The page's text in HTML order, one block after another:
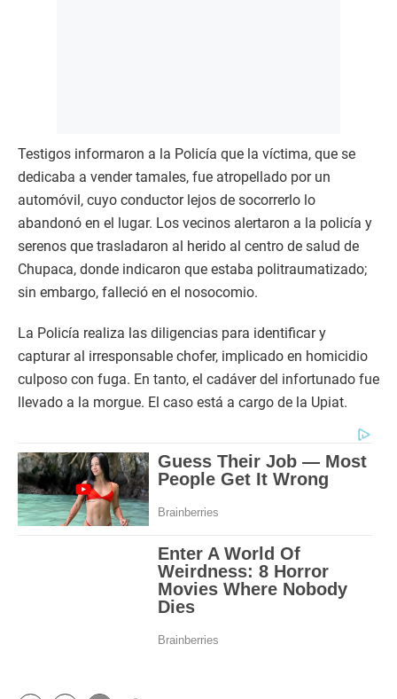
Testigos informaron a la Policía que la víctima, que se
dedicaba a vender tamales, fue atropellado por un
automóvil, cuyo conductor lejos de socorrerlo lo
abandonó en el lugar. Los vecinos alertaron a la policía y
serenos que trasladaron al herido al centro de salud de
Chupaca, donde indicaron que estaba politraumatizado;
sin embargo, falleció en el nosocomio.
La Policía realiza las diligencias para identificar y
capturar al irresponsable chofer, implicado en homicidio
culposo con fuga. En tanto, el cadáver del infortunado fue
llevado a la morgue. El caso está a cargo de la Upiat.